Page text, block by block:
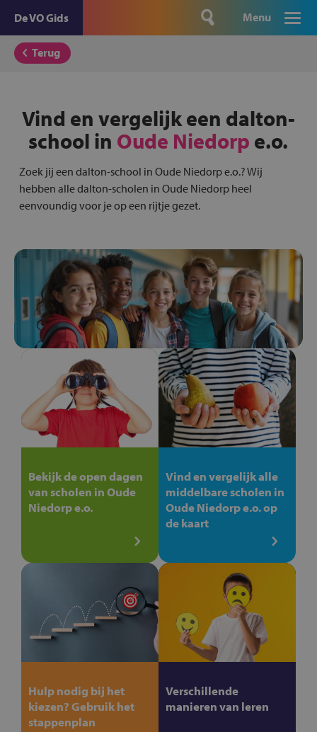
De VO Gids Menu
Terug
Vind en vergelijk een dalton-
school in Oude Niedorp e.o.
Zoek jij een dalton-school in Oude Niedorp e.o.? Wij
hebben alle dalton-scholen in Oude Niedorp heel
eenvoundig voor je op een rijtje gezet.
Bekijk de open dagen
van scholen in Oude
Niedorp e.o.
Vind en vergelijk alle
middelbare scholen in
Oude Niedorp e.o. op
de kaart
Hulp nodig bij het
kiezen? Gebruik het
stappenplan
Verschillende
manieren van leren